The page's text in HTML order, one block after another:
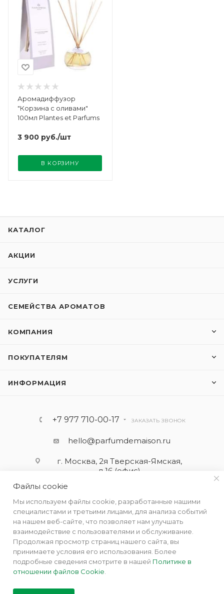
Аромадиффузор
"Корзина с оливами"
100мл Plantes et Parfums
3 900 руб./шт
В КОРЗИНУ
КАТАЛОГ
АКЦИИ
УСЛУГИ
СЕМЕЙСТВА АРОМАТОВ
КОМПАНИЯ
ПОКУПАТЕЛЯМ
ИНФОРМАЦИЯ
+7 977 710-00-17 ЗАКАЗАТЬ ЗВОНОК
hello@parfumdemaison.ru
г. Москва, 2я Тверская-Ямская,
д.16 (офис)
Файлы cookie
Мы используем файлы cookie, разработанные нашими
специалистами и третьими лицами, для анализа событий
на нашем веб-сайте, что позволяет нам улучшать
взаимодействие с пользователями и обслуживание.
Продолжая просмотр страниц нашего сайта, вы
принимаете условия его использования. Более
подробные сведения смотрите в нашей Политике в
отношении файлов Cookie